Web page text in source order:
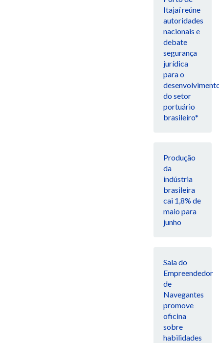
Itajaí reúne
autoridades
nacionais e
debate
segurança
jurídica
para o
do setor
portuário
brasileiro*
Produção
da
indústria
brasileira
cai 1,8% de
maio para
junho
Sala do
Empreendedor
de
Navegantes
promove
oficina
sobre
habilidades